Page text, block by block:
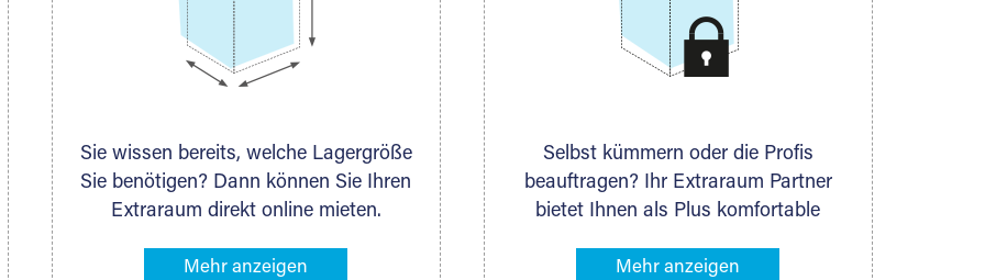
Sie wissen bereits, welche Lagergröße
Sie benötigen? Dann können Sie Ihren
Extraraum direkt online mieten.
Lagerliste die entsprechenden
Selbst kümmern oder die Profis
beauftragen? Ihr Extraraum Partner
bietet Ihnen als Plus komfortable
besonders bequem machen. Dazu